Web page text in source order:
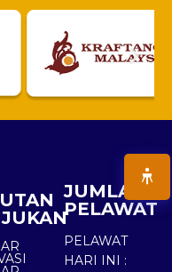
JUMLAH
PELAWAT
PELAWAT
HARI INI :